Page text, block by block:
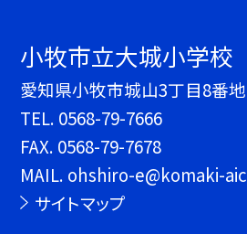
小牧市立大城小学校
愛知県小牧市城山3丁目8番地
TEL. 0568-79-7666
FAX. 0568-79-7678
MAIL. ohshiro-e@komaki-
サイトマップ